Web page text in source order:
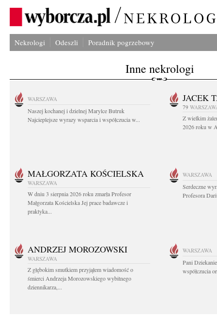
Nekrologi Odeszli Poradnik pogrzebowy
Inne nekrologi
WARSZAWA
Naszej kochanej i dzielnej Marylce Butruk
Najcieplejsze wyrazy wsparcia i współczucia w...
JACEK
79
Z wielkim
2026 roku w
MAŁGORZATA KOŚCIELSKA
WARSZAWA
W dniu 3 sierpnia 2026 roku zmarła Profesor
Małgorzata Kościelska Jej prace badawcze i
praktyka...
WARSZAWA
Serdeczne
Profesora
ANDRZEJ MOROZOWSKI
WARSZAWA
Z głębokim smutkiem przyjąłem wiadomość o
śmierci Andrzeja Morozowskiego wybitnego
dziennikarza,...
WARSZAWA
Pani
współczucia